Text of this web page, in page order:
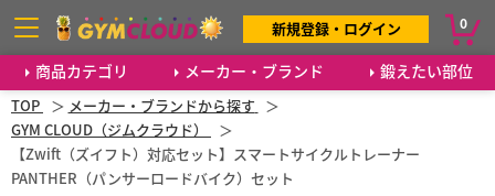
商品カテゴリ メーカー・ブランド 鍛えたい部位
新規登録・ログイン 0
TOP
メーカー・ブランドから探す
GYM CLOUD（ジムクラウド）
【Zwift（ズイフト）対応セット】スマートサイクルトレーナー
PANTHER（パンサーロードバイク）セット